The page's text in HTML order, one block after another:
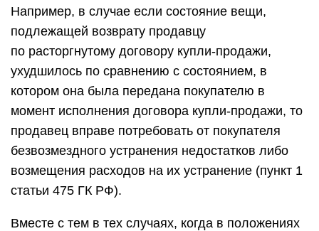
Например, в случае если состояние вещи,
подлежащей возврату продавцу
по расторгнутому договору купли-продажи,
ухудшилось по сравнению с состоянием, в
котором она была передана покупателю в
момент исполнения договора купли-продажи, то
продавец вправе потребовать от покупателя
безвозмездного устранения недостатков либо
возмещения расходов на их устранение (пункт 1
статьи 475 ГК РФ).
Вместе с тем в тех случаях, когда в положениях